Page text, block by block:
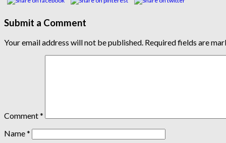
Submit a Comment
Your email address will not be published. Required fields are
Comment*
Name*